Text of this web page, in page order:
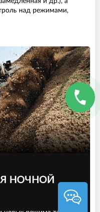
над режимами,
НОЧНОЙ